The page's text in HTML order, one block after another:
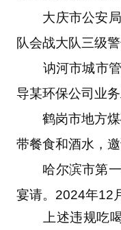
大庆市公安局
队会战大队三级
讷河市城市管
导某环保公司业
鹤岗市地方煤
带餐食和酒水，
哈尔滨市第一
宴请。2024年12
上述违规吃喝